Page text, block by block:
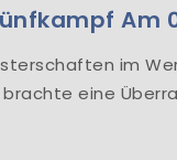
Am
im
eine